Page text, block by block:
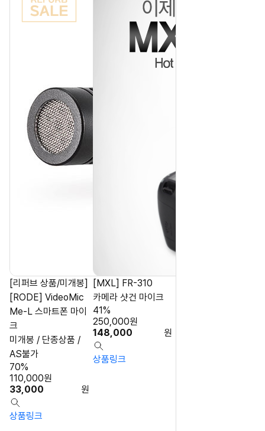
[리퍼브 상품/미개봉]
[RODE] VideoMic
Me-L 스마트폰 마이
크
미개봉 / 단종상품 /
AS불가
33,000 원
110,000원
70%
상품링크
[MXL] FR-310
카메라 샷건 마이크
148,000 원
250,000원
41%
상품링크